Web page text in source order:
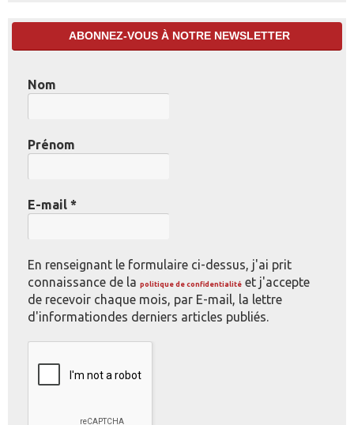
ABONNEZ-VOUS À NOTRE NEWSLETTER
Nom
Prénom
E-mail *
En renseignant le formulaire ci-dessus, j'ai prit
connaissance de la politique de confidentialité et j'accepte
de recevoir chaque mois, par E-mail, la lettre
d'informationdes derniers articles publiés.